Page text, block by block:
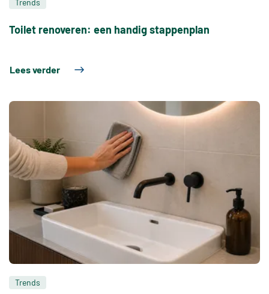
Toilet renoveren: een handig stappenplan
Lees verder
Trends